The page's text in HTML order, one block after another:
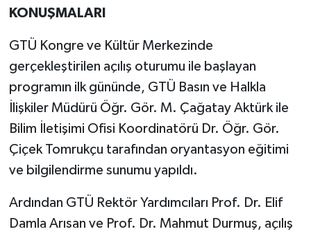
KONUŞMALARI
GTÜ Kongre ve Kültür Merkezinde
gerçekleştirilen açılış oturumu ile başlayan
programın ilk gününde, GTÜ Basın ve Halkla
İlişkiler Müdürü Öğr. Gör. M. Çağatay Aktürk ile
Bilim İletişimi Ofisi Koordinatörü Dr. Öğr. Gör.
Çiçek Tomrukçu tarafından oryantasyon eğitimi
ve bilgilendirme sunumu yapıldı.
Ardından GTÜ Rektör Yardımcıları Prof. Dr. Elif
Damla Arısan ve Prof. Dr. Mahmut Durmuş, açılış